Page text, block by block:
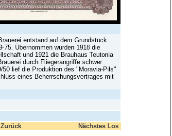
entstand auf dem Grundstück
75. Übernommen wurden 1918 die
und 1921 die Brauhaus Teutonia
durch Fliegerangriffe schwer
50 lief die Produktion des "Moravia-Pils"
eines Beherrschungsvertrages mit
Zurück Nächstes Los